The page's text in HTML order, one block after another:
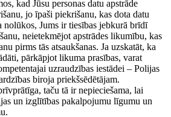
kad Jūsu personas datu apstrāde
jo īpaši piekrišanu, kas dota datu
nolūkos, Jums ir tiesības jebkurā brīdī
neietekmējot apstrādes likumību, kas
pirms tās atsaukšanas. Ja uzskatāt, ka
pārkāpjot likuma prasības, varat
uzraudzības iestādei – Polijas
biroja priekšsēdētājam.
taču tā ir nepieciešama, lai
un izglītības pakalpojumu līgumu un